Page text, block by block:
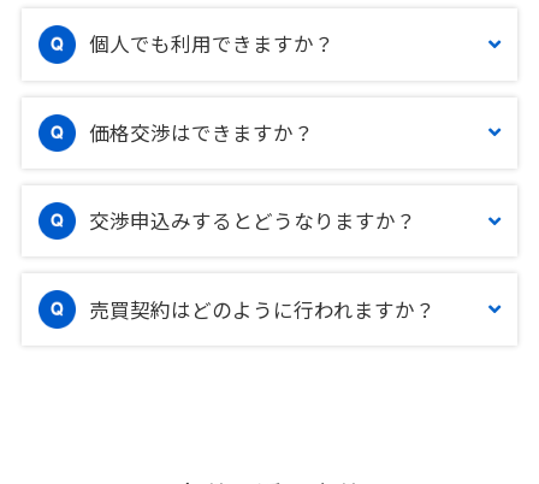
個人でも利用できますか？
価格交渉はできますか？
交渉申込みするとどうなりますか？
売買契約はどのように行われますか？